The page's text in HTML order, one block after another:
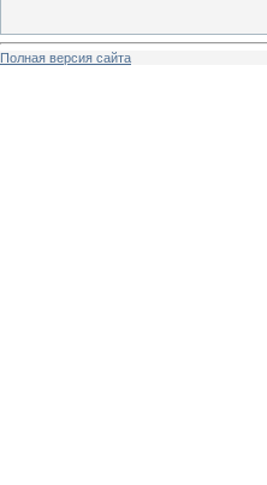
Полная версия сайта